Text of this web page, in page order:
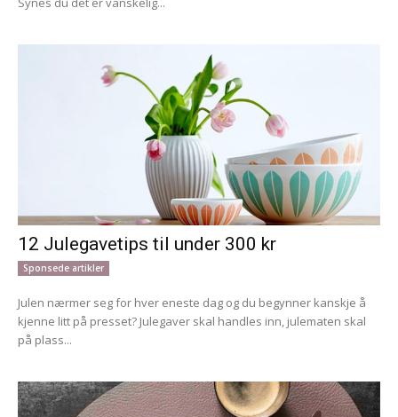
12 Julegavetips til under 300 kr
Sponsede artikler
Julen nærmer seg for hver eneste dag og du begynner kanskje å
kjenne litt på presset? Julegaver skal handles inn, julematen skal
på plass...